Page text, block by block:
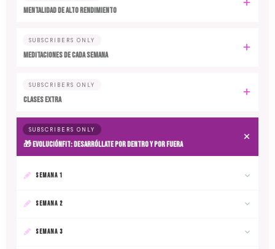
MENTALIDAD DE ALTO RENDIMIENTO
SUBSCRIBERS ONLY
MEDITACIONES DE CADA SEMANA
SUBSCRIBERS ONLY
CLASES EXTRA
SUBSCRIBERS ONLY
🎁 EvoluciónFit: desarróllate por dentro y por fuera
SEMANA 1
SEMANA 2
SEMANA 3